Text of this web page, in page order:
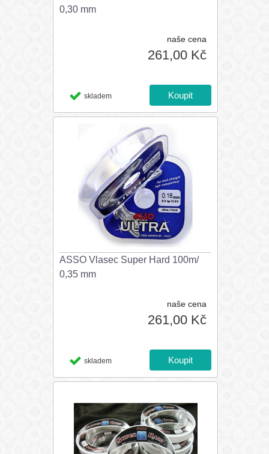
0,30 mm
naše cena
261,00 Kč
skladem
ASSO Vlasec Super Hard 100m/
0,35 mm
naše cena
261,00 Kč
skladem